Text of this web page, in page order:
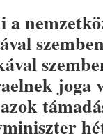
joga